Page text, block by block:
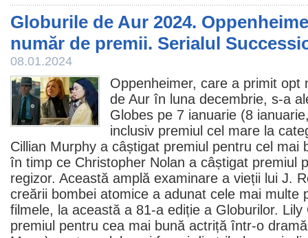
Globurile de Aur 2024.
număr de premii. Serialul
08.01.2024
Oppenheimer, care a primit opt
de Aur în luna decembrie, s-a
Globes pe 7 ianuarie (8
inclusiv premiul cel mare la
Cillian Murphy a câștigat premiul pentru cel mai
în timp ce Christopher Nolan a câștigat premiul
regizor. Această amplă examinare a vieții lui J.
creării bombei atomice a adunat cele mai multe
filmele, la această a 81-a ediție a Globurilor. Lily
premiul pentru cea mai bună actriță într-o